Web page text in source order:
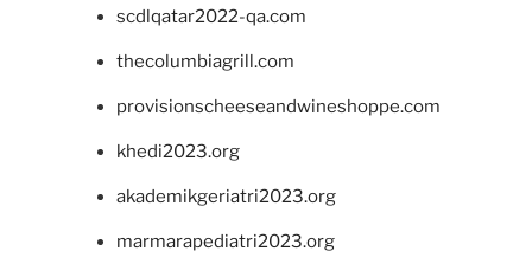
scdlqatar2022-qa.com
thecolumbiagrill.com
provisionscheeseandwineshoppe.com
khedi2023.org
akademikgeriatri2023.org
marmarapediatri2023.org